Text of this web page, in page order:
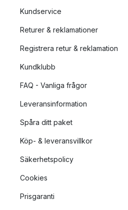
Kundservice
Returer & reklamationer
Registrera retur & reklamation
Kundklubb
FAQ - Vanliga frågor
Leveransinformation
Spåra ditt paket
Köp- & leveransvillkor
Säkerhetspolicy
Cookies
Prisgaranti